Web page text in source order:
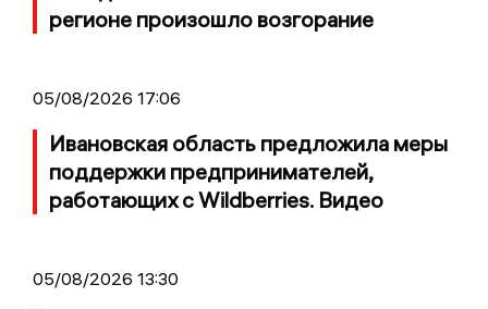
регионе произошло возгорание
05/08/2026 17:06
Ивановская область предложила меры
поддержки предпринимателей,
работающих с Wildberries. Видео
05/08/2026 13:30